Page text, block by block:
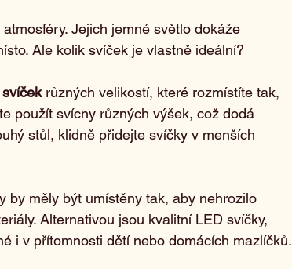
Jejich jemné světlo dokáže
Ale kolik svíček je vlastně ideální?
různých velikostí, které rozmístíte tak,
použít svícny různých výšek, což dodá
stůl, klidně přidejte svíčky v menších
by měly být umístěny tak, aby nehrozilo
Alternativou jsou kvalitní LED svíčky,
i v přítomnosti dětí nebo domácích mazlíčků.